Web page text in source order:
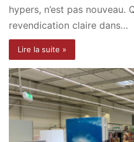
hypers, n’est pas nouveau.
revendication claire dans…
Lire la suite »